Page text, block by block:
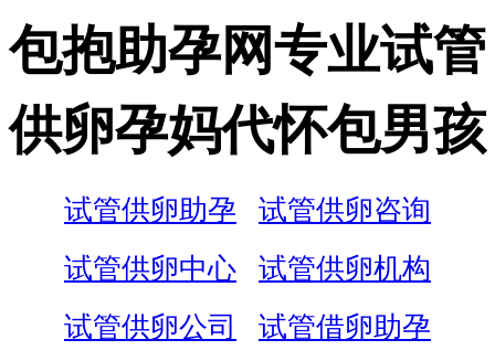
包抱助孕网专业试管
供卵孕妈代怀包男孩
试管供卵助孕
试管供卵咨询
试管供卵中心
试管供卵机构
试管供卵公司
试管借卵助孕